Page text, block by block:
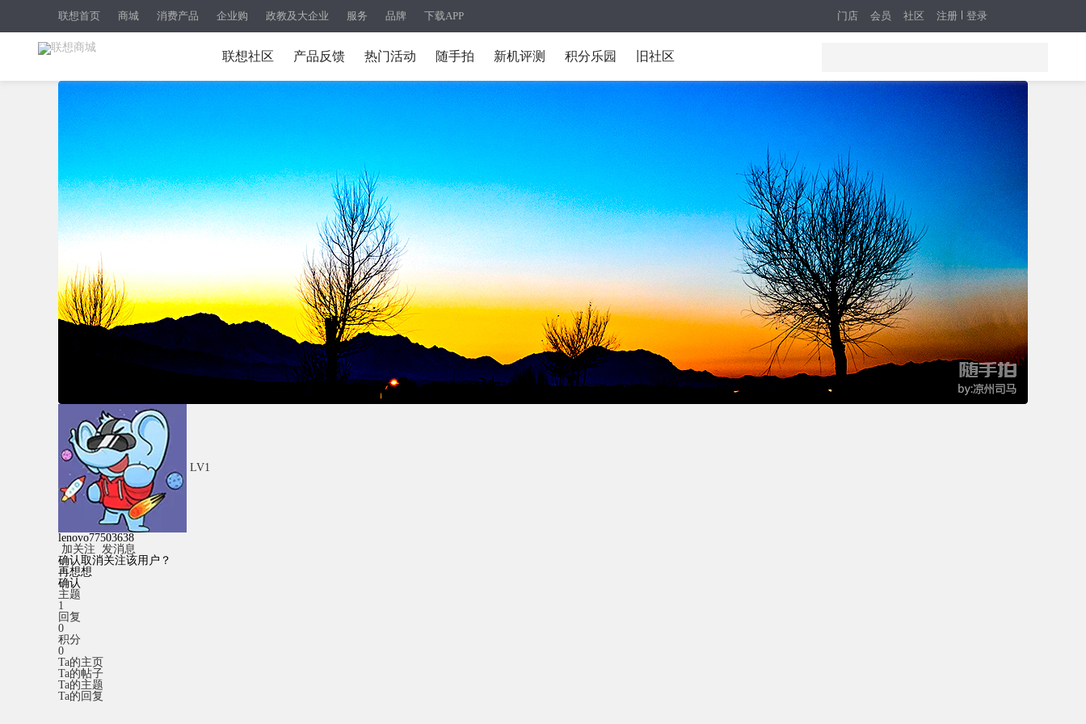
联想首页 商城 消费产品 企业购 政教及大企业 服务 品牌 下载APP 注册 登录
门店 会员 社区
联想社区 产品反馈 热门活动 随手拍 新机评测 积分乐园 旧社区
LV1
lenovo77503638
加关注 发消息
确认取消关注该用户？
再想想
确认
主题
1
回复
0
积分
0
Ta的主页
Ta的帖子
Ta的主题
Ta的回复